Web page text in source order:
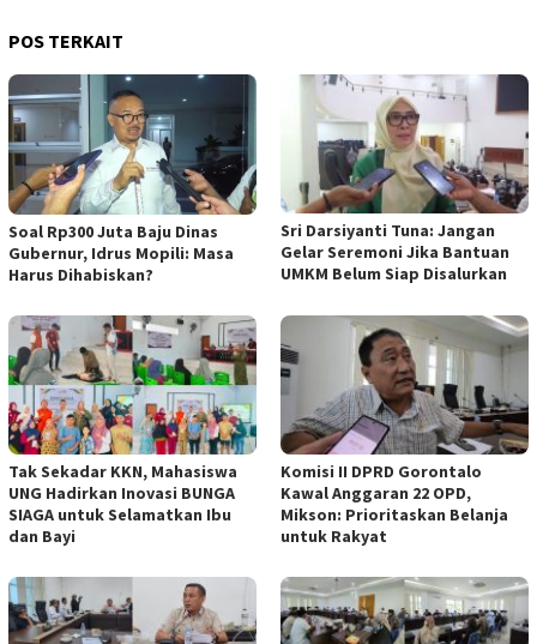
POS TERKAIT
Soal Rp300 Juta Baju Dinas
Gubernur, Idrus Mopili: Masa
Harus Dihabiskan?
Sri Darsiyanti Tuna: Jangan
Gelar Seremoni Jika Bantuan
UMKM Belum Siap Disalurkan
Tak Sekadar KKN, Mahasiswa
UNG Hadirkan Inovasi BUNGA
SIAGA untuk Selamatkan Ibu
dan Bayi
Komisi II DPRD Gorontalo
Kawal Anggaran 22 OPD,
Mikson: Prioritaskan Belanja
untuk Rakyat